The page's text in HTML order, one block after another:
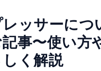
ッサーにつ
事〜使い方
く解説